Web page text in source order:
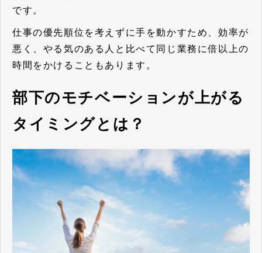
です。
仕事の優先順位を考えずに手を動かすため、効率が
悪く、やる気のある人と比べて同じ業務に倍以上の
時間をかけることもあります。
部下のモチベーションが上がる
タイミングとは？